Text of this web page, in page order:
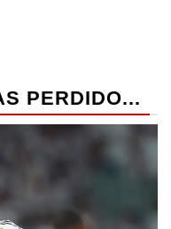
PERDIDO...